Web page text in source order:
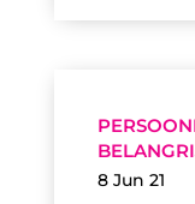
8 Jun 21